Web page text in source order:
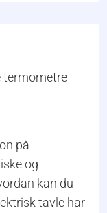
termometre
på
og
kan du
tavle har